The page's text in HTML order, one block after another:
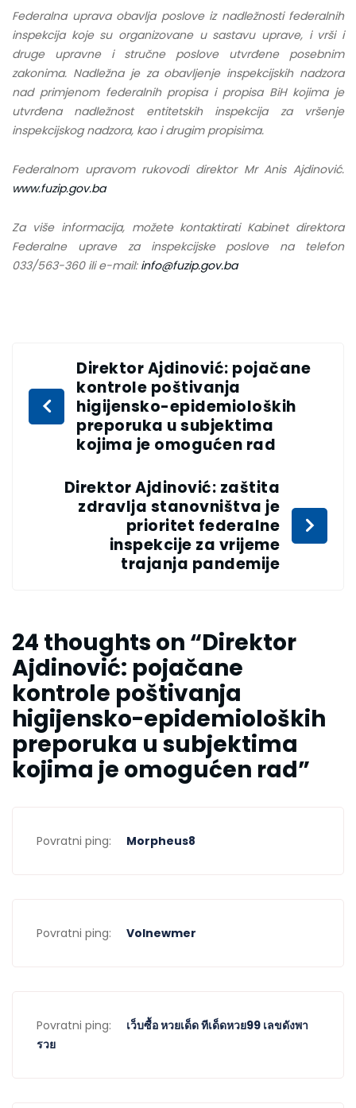
Federalna uprava obavlja poslove iz nadležnosti federalnih
inspekcija koje su organizovane u sastavu uprave, i vrši i
druge upravne i stručne poslove utvrđene posebnim
zakonima. Nadležna je za obavljenje inspekcijskih nadzora
nad primjenom federalnih propisa i propisa BiH kojima je
utvrđena nadležnost entitetskih inspekcija za vršenje
inspekcijskog nadzora, kao i drugim propisima.
Federalnom upravom rukovodi direktor Mr Anis Ajdinović.
www.fuzip.gov.ba
Za više informacija, možete kontaktirati Kabinet direktora
Federalne uprave za inspekcijske poslove na telefon
033/563-360 ili e-mail: info@fuzip.gov.ba
Direktor Ajdinović: pojačane
kontrole poštivanja
higijensko-epidemioloških
preporuka u subjektima
kojima je omogućen rad
Direktor Ajdinović: zaštita
zdravlja stanovništva je
prioritet federalne
inspekcije za vrijeme
trajanja pandemije
24 thoughts on “Direktor
Ajdinović: pojačane
kontrole poštivanja
higijensko-epidemioloških
preporuka u subjektima
kojima je omogućen rad”
Povratni ping: Morpheus8
Povratni ping: Volnewmer
Povratni ping:
เว็บซื้อ หวยเด็ด ทีเด็ดหวย99 เลขดังพา
รวย